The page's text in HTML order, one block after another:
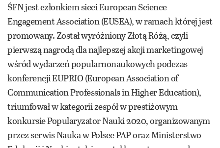
ŚFN jest członkiem sieci European Science
Engagement Association (EUSEA), w ramach której jest
promowany. Został wyróżniony Złotą Różą, czyli
pierwszą nagrodą dla najlepszej akcji marketingowej
wśród wydarzeń popularnonaukowych podczas
konferencji EUPRIO (European Association of
Communication Professionals in Higher Education),
triumfował w kategorii zespół w prestiżowym
konkursie Popularyzator Nauki 2020, organizowanym
przez serwis Nauka w Polsce PAP oraz Ministerstwo